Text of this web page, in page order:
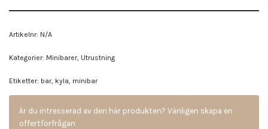
Artikelnr: N/A
Kategorier: Minibarer, Utrustning
Etiketter: bar, kyla, minibar
Är du intresserad av den här produkten? Vänligen skapa en
offertförfrågan